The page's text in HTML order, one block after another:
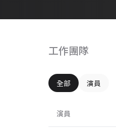
工作團隊
全部 演員
演員